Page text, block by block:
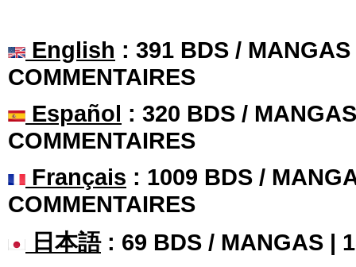
English : 391 BDS /
COMMENTAIRES
Español : 320 BDS /
COMMENTAIRES
Français : 1009 BDS /
COMMENTAIRES
日本語: 69 BDS / MANGAS |